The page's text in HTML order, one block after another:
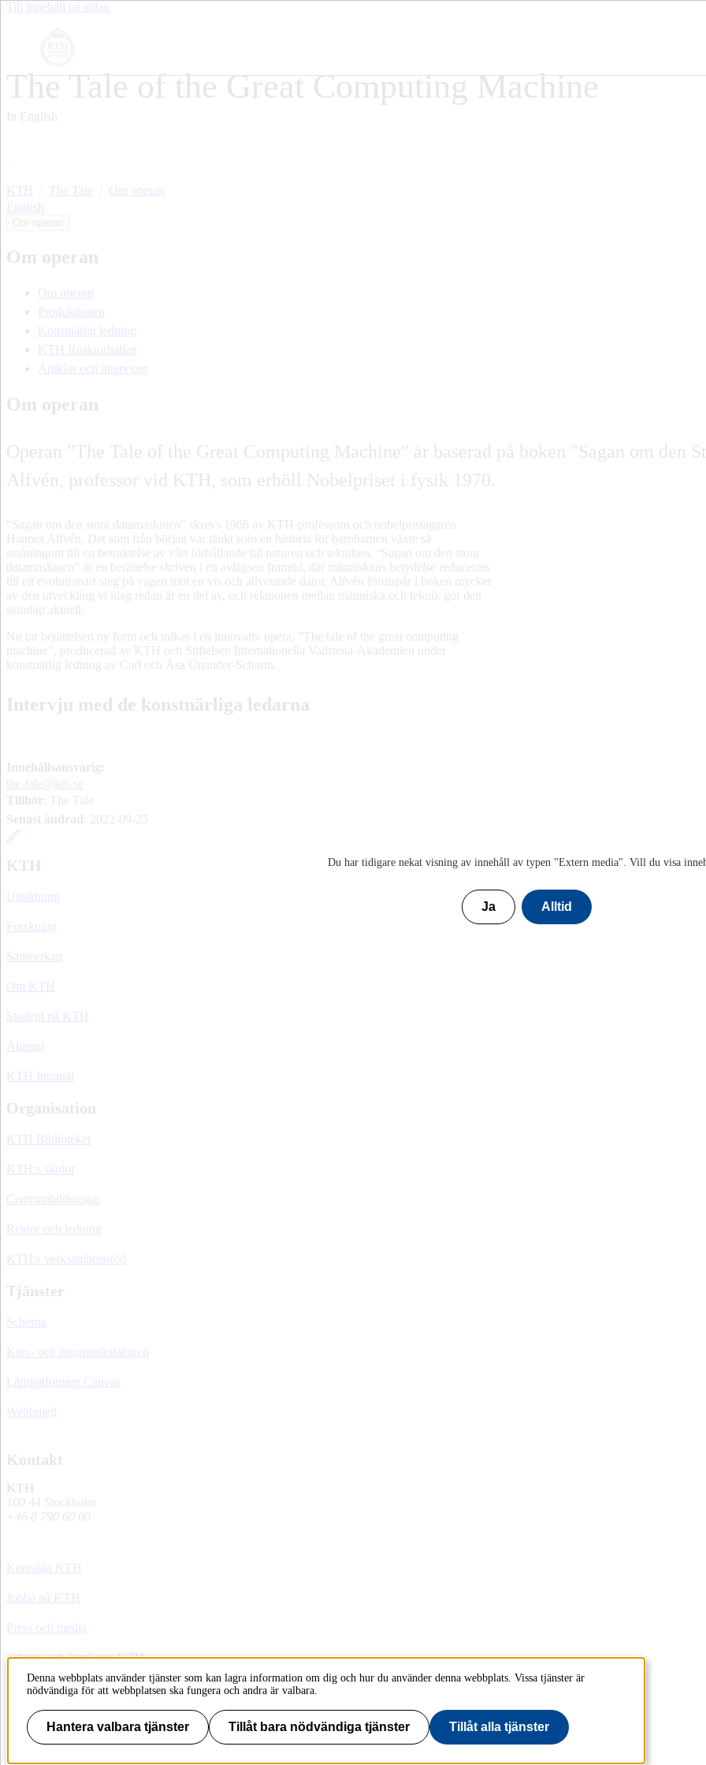
Till innehåll på sidan
The Tale of the Great Computing Machine
In English
KTH The Tale
Om operan
English
Om operan
Om operan
Produktionen
Konstnärlig ledning
KTH Reaktorhallen
Artiklar och intervjuer
Om operan
Operan "The Tale of the Great Computing Machine" är baserad på boken "Sagan om den
Alfvén, professor vid KTH, som erhöll Nobelpriset i fysik 1970.
“Sagan om den stora datamaskinen” skrevs 1966 av KTH-professorn och nobelpristagaren
Hannes Alfvén. Det som från början var tänkt som en historia för barnbarnen växte så
småningom till en betraktelse av vårt förhållande till naturen och tekniken. “Sagan om den stora
datamaskinen” är en berättelse skriven i en avlägsen framtid, där människans betydelse reducerats
till ett evolutionärt steg på vägen mot en vis och allvetande dator. Alfvén förutspår i boken mycket
av den utveckling vi idag redan är en del av, och relationen mellan människa och teknik gör den
ständigt aktuell.
Nu tar berättelsen ny form och tolkas i en innovativ opera, ”The tale of the great computing
machine”, producerad av KTH och Stiftelsen Internationella Vadstena-Akademien under
konstnärlig ledning av Carl och Åsa Unander-Scharin.
Intervju med de konstnärliga ledarna
Du har tidigare nekat visning av innehåll av typen "Extern media". Vill du visa
Ja Alltid
Innehållsansvarig:
the-tale@kth.se
Tillhör
: The Tale
Senast ändrad
2022-09-25
KTH
Utbildning
Forskning
Samverkan
Om KTH
Student på KTH
Alumni
KTH Intranät
Organisation
KTH Biblioteket
KTH:s skolor
Centrumbildningar
Rektor och ledning
KTH:s verksamhetsstöd
Tjänster
Schema
Kurs- och programkatalogen
Lärplattformen Canvas
Webbmejl
Kontakt
KTH
100 44 Stockholm
+46 8 790 60 00
Kontakta KTH
Jobba på KTH
Press och media
Faktura och betalning KTH
Om KTH:s webbplatser
Tillgänglighetsredogörelse
Denna webbplats använder tjänster som kan lagra information om dig och hur du använder denna webbplats. Vissa tjänster är
nödvändiga för att webbplatsen ska fungera och andra är valbara.
Hantera valbara tjänster Tillåt bara nödvändiga tjänster Tillåt alla tjänster